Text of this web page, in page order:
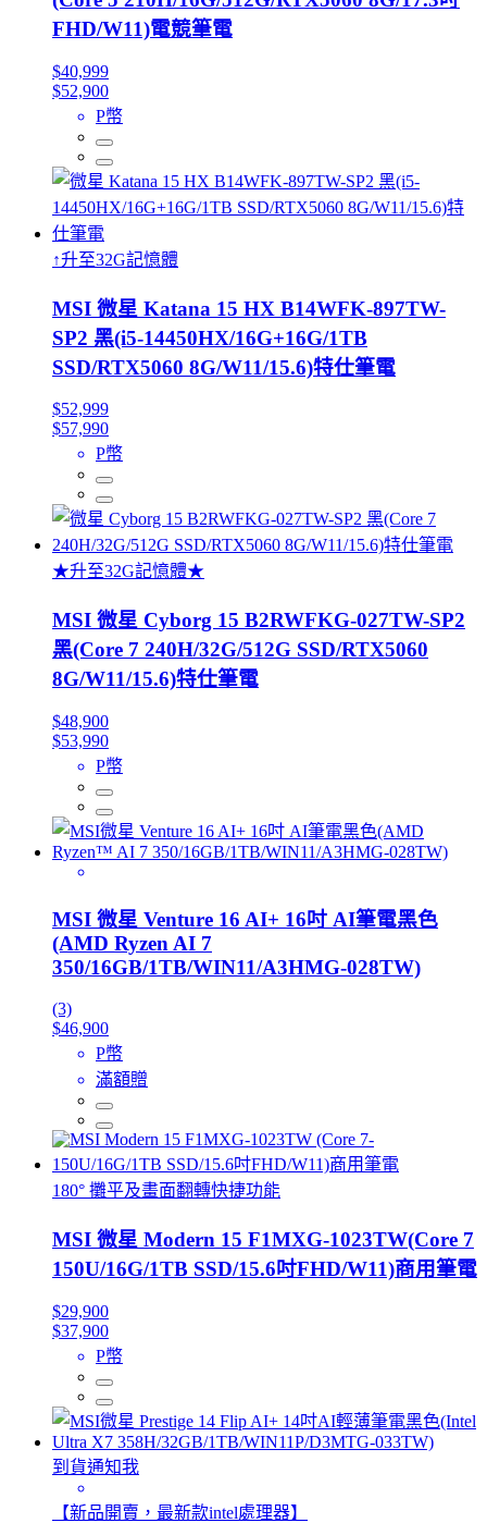
FHD/W11)電競筆電
$40,999
$52,900
P幣
↑升至32G記憶體
MSI 微星 Katana 15 HX B14WFK-897TW-
SP2 黑(i5-14450HX/16G+16G/1TB
SSD/RTX5060 8G/W11/15.6)特仕筆電
$52,999
$57,990
P幣
★升至32G記憶體★
MSI 微星 Cyborg 15 B2RWFKG-027TW-SP2
黑(Core 7 240H/32G/512G SSD/RTX5060
8G/W11/15.6)特仕筆電
$48,900
$53,990
P幣
MSI 微星 Venture 16 AI+ 16吋 AI筆電黑色
(AMD Ryzen AI 7
350/16GB/1TB/WIN11/A3HMG-028TW)
(3)
$46,900
P幣
滿額贈
180° 攤平及畫面翻轉快捷功能
MSI 微星 Modern 15 F1MXG-1023TW(Core 7
150U/16G/1TB SSD/15.6吋FHD/W11)商用筆電
$29,900
$37,900
P幣
到貨通知我
【新品開賣，最新款intel處理器】